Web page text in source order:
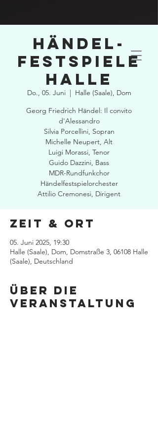
Händel-
Festspiele
Halle
Do., 05. Juni
  |
Halle (Saale), Dom
Georg Friedrich Händel: Il convito
d'Alessandro
Silvia Porcellini, Sopran
Michelle Neupert, Alt
Luigi Morassi, Tenor
Guido Dazzini, Bass
MDR-Rundfunkchor
Händelfestspielorchester
Attilio Cremonesi, Dirigent
Zeit & Ort
05. Juni 2025, 19:30
Halle (Saale), Dom, Domstraße 3, 06108 Halle
(Saale), Deutschland
Über die
Veranstaltung